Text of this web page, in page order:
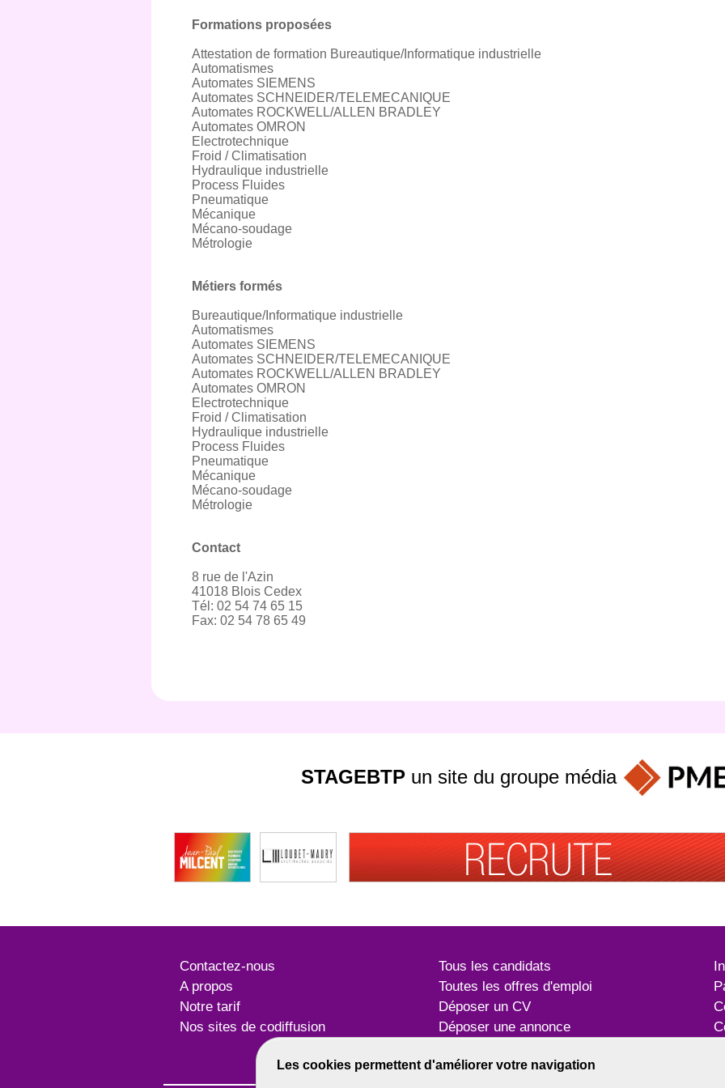
Formations proposées
Attestation de formation Bureautique/Informatique industrielle
Automatismes
Automates SIEMENS
Automates SCHNEIDER/TELEMECANIQUE
Automates ROCKWELL/ALLEN BRADLEY
Automates OMRON
Electrotechnique
Froid / Climatisation
Hydraulique industrielle
Process Fluides
Pneumatique
Mécanique
Mécano-soudage
Métrologie
Métiers formés
Bureautique/Informatique industrielle
Automatismes
Automates SIEMENS
Automates SCHNEIDER/TELEMECANIQUE
Automates ROCKWELL/ALLEN BRADLEY
Automates OMRON
Electrotechnique
Froid / Climatisation
Hydraulique industrielle
Process Fluides
Pneumatique
Mécanique
Mécano-soudage
Métrologie
Contact
8 rue de l'Azin
41018 Blois Cedex
Tél: 02 54 74 65 15
Fax: 02 54 78 65 49
Les cookies permettent d'améliorer votre navigation
STAGEBTP un site du groupe média
Contactez-nous
A propos
Notre tarif
Nos sites de codiffusion
Tous les candidats
Toutes les offres d'emploi
Déposer un CV
Déposer une annonce